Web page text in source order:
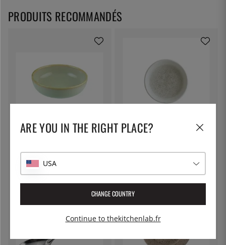
BONNA
11 €
BONNA
Bonna
PRODUITS RECOMMANDÉS
ARE YOU IN THE RIGHT PLACE?
USA
CHANGE COUNTRY
Continue to thekitchenlab.fr